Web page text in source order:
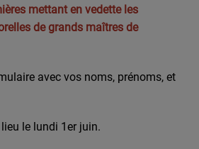
mettant en vedette les
de grands maîtres de
avec vos noms, prénoms, et
le lundi 1er juin.